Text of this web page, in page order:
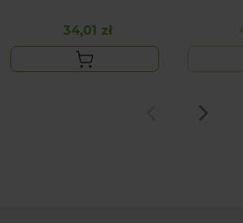
Cena
34,01 zł